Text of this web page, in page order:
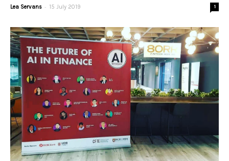
Lea Servans - 15 July 2019 1